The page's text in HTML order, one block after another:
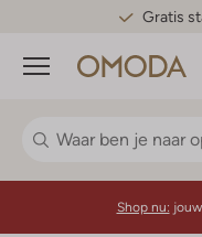
Gratis
Menu
Shop nu: